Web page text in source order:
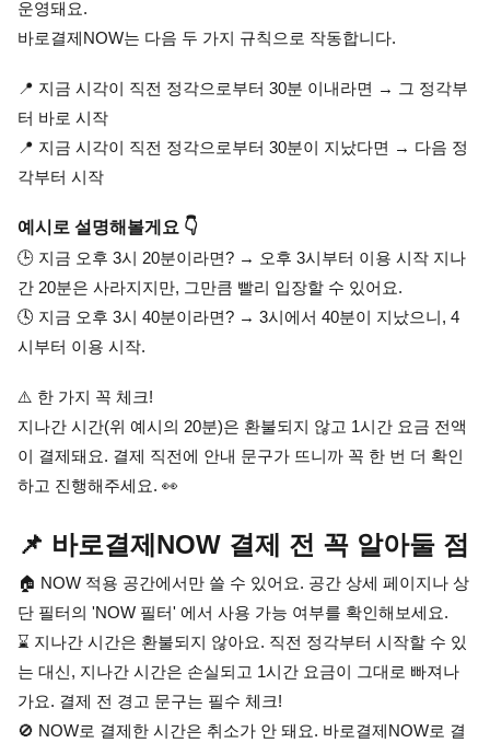
운영돼요.
바로결제NOW는 다음 두 가지 규칙으로 작동합니다.
📍 지금 시각이 직전 정각으로부터 30분 이내라면 → 그 정각부
터 바로 시작
📍 지금 시각이 직전 정각으로부터 30분이 지났다면 → 다음 정
각부터 시작
예시로 설명해볼게요 👇
🕒 지금 오후 3시 20분이라면? → 오후 3시부터 이용 시작 지나
간 20분은 사라지지만, 그만큼 빨리 입장할 수 있어요.
🕓 지금 오후 3시 40분이라면? → 3시에서 40분이 지났으니, 4
시부터 이용 시작.
⚠️ 한 가지 꼭 체크!
지나간 시간(위 예시의 20분)은 환불되지 않고 1시간 요금 전액
이 결제돼요. 결제 직전에 안내 문구가 뜨니까 꼭 한 번 더 확인
하고 진행해주세요. 👀
📌 바로결제NOW 결제 전 꼭 알아둘 점
🏠 NOW 적용 공간에서만 쓸 수 있어요. 공간 상세 페이지나 상
단 필터의 'NOW 필터' 에서 사용 가능 여부를 확인해보세요.
⌛ 지나간 시간은 환불되지 않아요. 직전 정각부터 시작할 수 있
는 대신, 지나간 시간은 손실되고 1시간 요금이 그대로 빠져나
가요. 결제 전 경고 문구는 필수 체크!
🚫 NOW로 결제한 시간은 취소가 안 돼요. 바로결제NOW로 결